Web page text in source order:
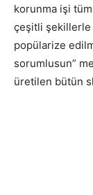
korunma işi
çeşitli şekillerle
popülarize
sorumlusun”
üretilen bütün